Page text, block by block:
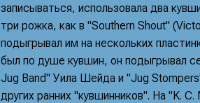
записываться, использовала два
три рожка, как в "Southern Shout"
подыгрывал им на нескольких
был по душе кувшин, он подыгрывал
Jug Band" Уила Шейда и "Jug
других ранних "кувшинников". На "K.